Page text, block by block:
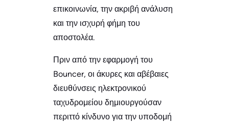
επικοινωνία, την ακριβή ανάλυση
και την ισχυρή φήμη του
αποστολέα.
Πριν από την εφαρμογή του
Bouncer, οι άκυρες και αβέβαιες
διευθύνσεις ηλεκτρονικού
ταχυδρομείου δημιουργούσαν
περιττό κίνδυνο για την υποδομή